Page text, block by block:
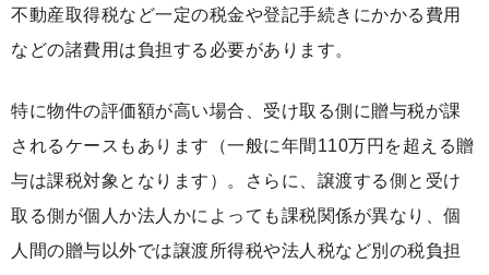
不動産取得税など一定の税金や登記手続きにかかる費用
などの諸費用は負担する必要があります。
特に物件の評価額が高い場合、受け取る側に贈与税が課
されるケースもあります（一般に年間110万円を超える贈
与は課税対象となります）。さらに、譲渡する側と受け
取る側が個人か法人かによっても課税関係が異なり、個
人間の贈与以外では譲渡所得税や法人税など別の税負担